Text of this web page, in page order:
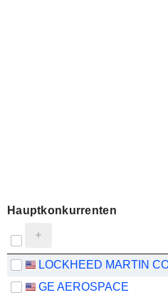
Hauptkonkurrenten
GE AEROSPACE